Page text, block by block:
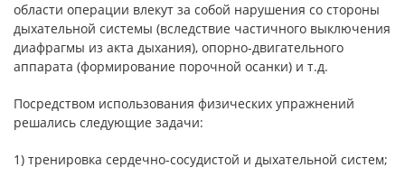
области операции влекут за собой нарушения со стороны
дыхательной системы (вследствие частичного выключения
диафрагмы из акта дыхания), опорно-двигательного
аппарата (формирование порочной осанки) и т.д.
Посредством использования физических упражнений
решались следующие задачи:
1) тренировка сердечно-сосудистой и дыхательной систем;